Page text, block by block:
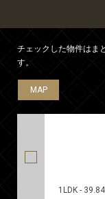
チェックした物件はま
す。
MAP
1LDK -
MAP
MAP
MAP
MAP